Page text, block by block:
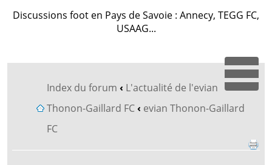
Discussions foot en Pays de Savoie : Annecy, TEGG FC,
USAAG...
Index du forum ‹ L'actualité de l'evian
Thonon-Gaillard FC‹ evian Thonon-Gaillard
FC